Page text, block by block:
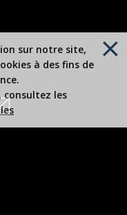
sur notre site,
à des fins de
les